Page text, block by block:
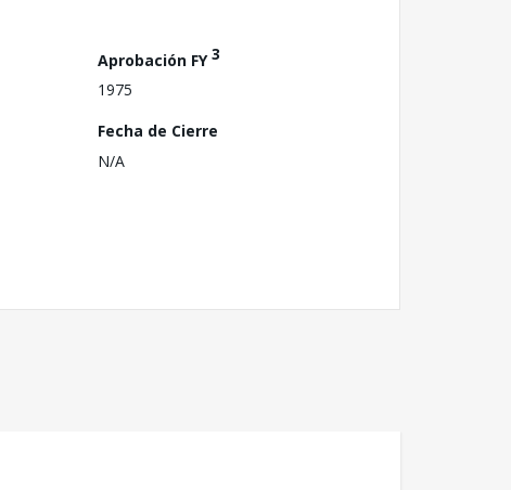
Aprobación FY3
1975
Fecha de Cierre
N/A